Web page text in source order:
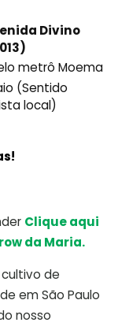
Divino
metrô Moema
(Sentido
local)
Clique aqui
da Maria.
de
em São Paulo
nosso